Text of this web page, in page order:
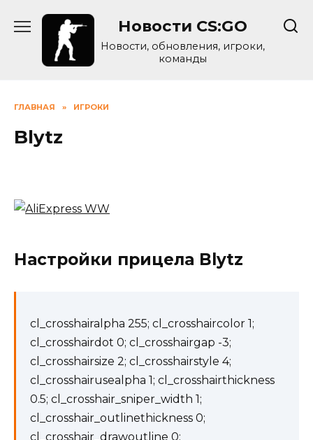
Новости CS:GO
Новости, обновления, игроки,
команды
ГЛАВНАЯ » ИГРОКИ
Blytz
Настройки прицела Blytz
cl_crosshairalpha 255; cl_crosshaircolor 1;
cl_crosshairdot 0; cl_crosshairgap -3;
cl_crosshairsize 2; cl_crosshairstyle 4;
cl_crosshairusealpha 1; cl_crosshairthickness
0.5; cl_crosshair_sniper_width 1;
cl_crosshair_outlinethickness 0;
cl_crosshair_drawoutline 0;